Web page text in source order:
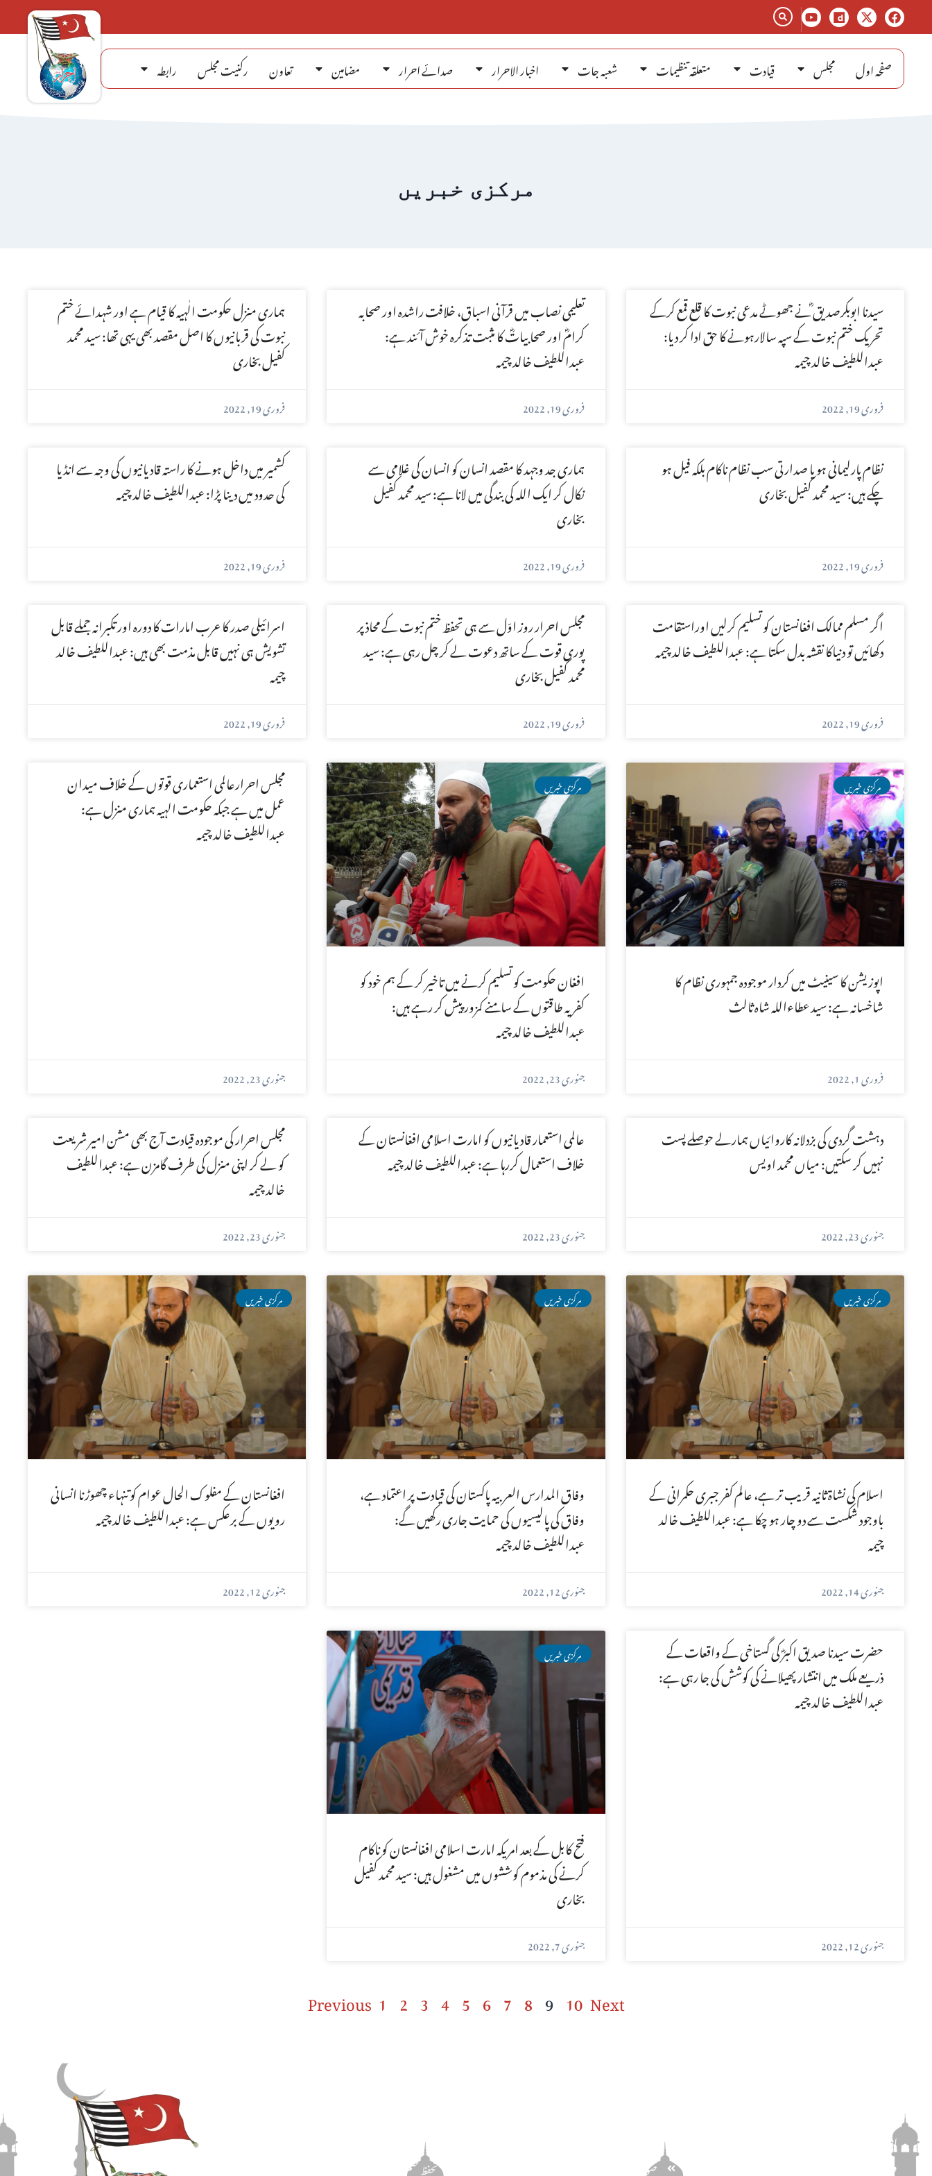
صفحہ اول مجلس قیادت متعلقہ تنظیمات شعبہ جات اخبار الاحرار صدائے احرار مضامین تعاون رکنیت مجلس رابطہ
مرکزی خبریں
سیدنا ابوبکرصدیق ؓنے جھوٹے مدعی نبوت کا قلع قمع کرکے
تحریک ختم نبوت کے سپہ سالارہونے کا حق ادا کر دیا:
عبداللطیف خالد چیمہ
فروری 19, 2022
تعلیمی نصاب میں قرآنی اسباق، خلافت راشدہ اور صحابہ
کرامؓ اور صحابیاتؓ کا مثبت تذکرہ خوش آئند ہے:
عبداللطیف خالد چیمہ
فروری 19, 2022
ہماری منزل حکومت الٰہیہ کا قیام ہے اور شہدائے ختم
نبوت کی قربانیوں کا اصل مقصد بھی یہی تھا: سید محمد
کفیل بخاری
فروری 19, 2022
نظام پارلیمانی ہو یا صدارتی سب نظام ناکام بلکہ فیل ہو
چکے ہیں: سید محمد کفیل بخاری
فروری 19, 2022
ہماری جد وجہد کا مقصد انسان کو انسان کی غلامی سے
نکال کر ایک اللہ کی بندگی میں لانا ہے: سید محمد کفیل
بخاری
فروری 19, 2022
کشمیر میں داخل ہونے کا راستہ قادیانیوں کی وجہ سے انڈیا
کی حدود میں دینا پڑا: عبداللطیف خالد چیمہ
فروری 19, 2022
اگر مسلم ممالک افغانستان کو تسلیم کرلیں اوراستقامت
دکھائیں تو دنیاکا نقشہ بدل سکتا ہے: عبداللطیف خالد چیمہ
فروری 19, 2022
مجلس احرار روز اوّل سے ہی تحفظ ختم نبوت کے محاذ پر
پوری قوت کے ساتھ دعوت لے کر چل رہی ہے: سید
محمد کفیل بخاری
فروری 19, 2022
اسرائیلی صدر کا عرب امارات کا دورہ اور تکبرانہ جملے قابل
تشویش ہی نہیں قابل مذمت بھی ہیں: عبداللطیف خالد
چیمہ
فروری 19, 2022
مرکزی خبریں
اپوزیشن کا سینیٹ میں کردار موجودہ جمہوری نظام کا
شاخسانہ ہے: سید عطاءاللہ شاہ ثالث
فروری 1, 2022
مرکزی خبریں
افغان حکومت کو تسلیم کرنے میں تاخیر کر کے ہم خود کو
کفریہ طاقتوں کے سامنے کمزور پیش کر رہے ہیں:
عبداللطیف خالد چیمہ
جنوری 23, 2022
مجلس احرارعالمی استعماری قوتوں کے خلاف میدان
عمل میں ہے جبکہ حکومت الہیہ ہماری منزل ہے:
عبداللطیف خالد چیمہ
جنوری 23, 2022
دہشت گردی کی بزدلانہ کاروائیاں ہمارلے حوصلے پست
نہیں کر سکتیں: میاں محمد اویس
جنوری 23, 2022
عالمی استعمار قادیانیوں کو امارت اسلامی افغانستان کے
خلاف استعمال کررہا ہے: عبداللطیف خالد چیمہ
جنوری 23, 2022
مجلس احرار کی موجودہ قیادت آج بھی مشن امیر شریعت
کو لے کر اپنی منزل کی طرف گامزن ہے: عبداللطیف
خالد چیمہ
جنوری 23, 2022
مرکزی خبریں
اسلام کی نشاۃ ثانیہ قریب تر ہے، عالم کفر جبری حکمرانی کے
باوجود شکست سے دو چار ہو چکا ہے: عبداللطیف خالد
چیمہ
جنوری 14, 2022
مرکزی خبریں
وفاق المدارس العربیہ پاکستان کی قیادت پر اعتماد ہے،
وفاق کی پالیسیوں کی حمایت جاری رکھیں گے:
عبداللطیف خالد چیمہ
جنوری 12, 2022
مرکزی خبریں
افغانستان کے مفلوک الحال عوام کو تنہاء چھوڑنا انسانی
رویوں کے برعکس ہے: عبداللطیف خالد چیمہ
جنوری 12, 2022
حضرت سیدنا صدیق اکبرؓ کی گستاخی کے واقعات کے
ذریعے ملک میں انتشار پھیلانے کی کوشش کی جا رہی ہے:
عبداللطیف خالد چیمہ
جنوری 12, 2022
مرکزی خبریں
فتح کابل کے بعد امریکہ امارت اسلامی افغانستان کو ناکام
کرنے کی مذموم کوششوں میں مشغول ہیں: سید محمد کفیل
بخاری
جنوری 7, 2022
Previous 1 2 3 4 5 6 7 8 9 10 Next
وحدت روڈ ، لاہور ، پاکستان
صوبائی خبریں
تحفظ ختم نبوت